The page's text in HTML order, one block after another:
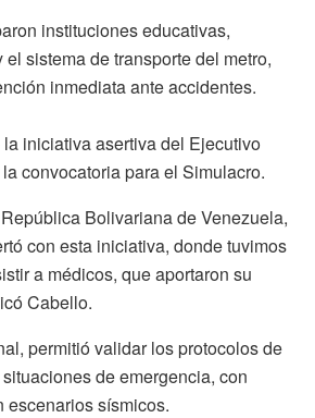
instituciones educativas,
sistema de transporte del metro,
inmediata ante accidentes.
iniciativa asertiva del Ejecutivo
convocatoria para el Simulacro.
Bolivariana de Venezuela,
con esta iniciativa, donde tuvimos
a médicos, que aportaron su
Cabello.
permitió validar los protocolos de
de emergencia, con
escenarios sísmicos.